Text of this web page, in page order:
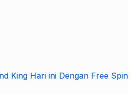
King Hari ini Dengan Free Spin